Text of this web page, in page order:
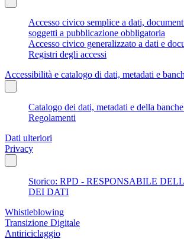
Accesso civico semplice a dati,
soggetti a pubblicazione obbligatoria
Accesso civico generalizzato a dati e
Registri degli accessi
Accessibilità e catalogo di dati, metadati e
Catalogo dei dati, metadati e della
Regolamenti
Dati ulteriori
Privacy
Storico: RPD - RESPONSABILE
DEI DATI
Whistleblowing
Transizione Digitale
Antiriciclaggio